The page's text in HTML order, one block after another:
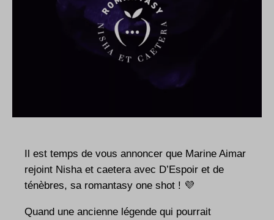
Il est temps de vous annoncer que Marine Aimar
rejoint Nisha et caetera avec D’Espoir et de
ténèbres, sa romantasy one shot ! 💜
Quand une ancienne légende qui pourrait